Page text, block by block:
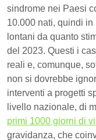
sindrome nei Paesi
10.000 nati, quindi in
lontani da quanto
del 2023. Questi i
reali e, comunque,
non si dovrebbe
interventi a progetti
livello nazionale, di
primi 1000 giorni di
gravidanza, che